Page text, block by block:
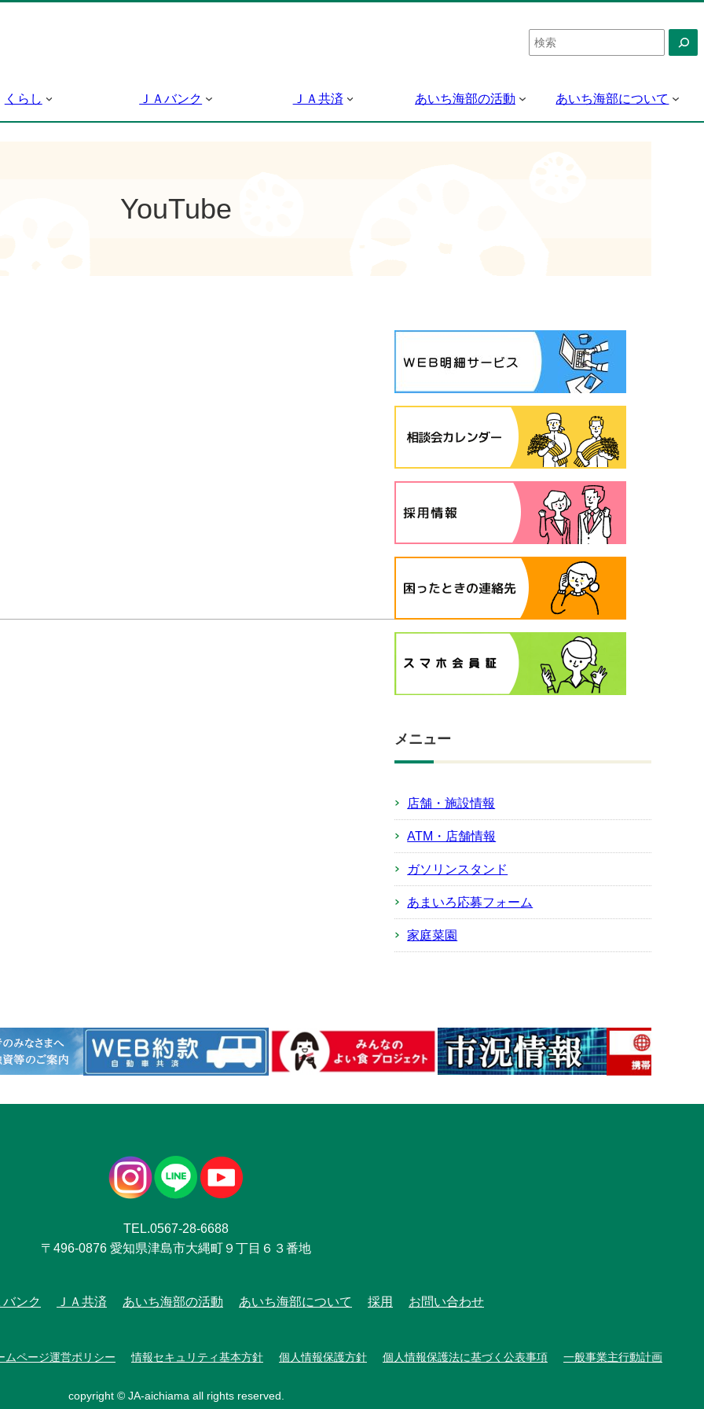
検
索
くらし ＪＡバンク ＪＡ共済 あいち海部の活動 あいち海部について
YouTube
メニュー
店舗・施設情報
ATM・店舗情報
ガソリンスタンド
あまいろ応募フォーム
家庭菜園
TEL.0567-28-6688
〒496-0876 愛知県津島市大縄町９丁目６３番地
バンク ＪＡ共済 あいち海部の活動 あいち海部について 採用 お問い合わせ
ムページ運営ポリシー 情報セキュリティ基本方針 個人情報保護方針 個人情報保護法に基づく公表事項 一般事業主行動計画
copyright © JA-aichiama all rights reserved.